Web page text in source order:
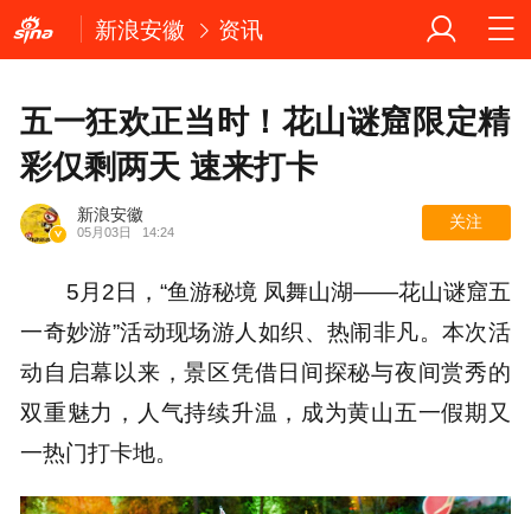
新浪安徽 资讯
五一狂欢正当时！花山谜窟限定精
彩仅剩两天 速来打卡
新浪安徽
05月03日 14:24
关注
5月2日，“鱼游秘境 凤舞山湖——花山谜窟五
一奇妙游”活动现场游人如织、热闹非凡。本次活
动自启幕以来，景区凭借日间探秘与夜间赏秀的
双重魅力，人气持续升温，成为黄山五一假期又
一热门打卡地。